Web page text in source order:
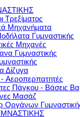
Τρεξίματος
Μηχανήματα
Γυμναστικής
Μηχανές
Γυμναστικής
Δίζυγα
Αεροπερπατητές
Πάγκου - Βάσεις
Μασάζ
Οργάνων